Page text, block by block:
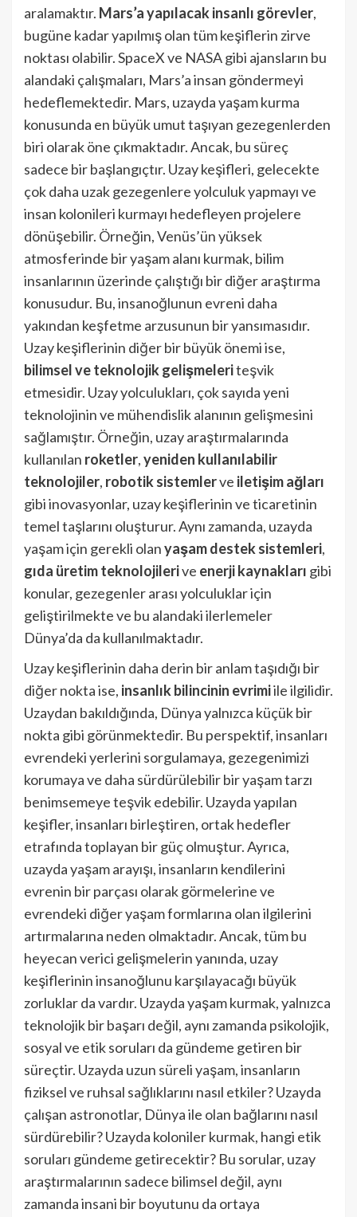
aralamaktır. Mars’a yapılacak insanlı görevler,
bugüne kadar yapılmış olan tüm keşiflerin zirve
noktası olabilir. SpaceX ve NASA gibi ajansların bu
alandaki çalışmaları, Mars’a insan göndermeyi
hedeflemektedir. Mars, uzayda yaşam kurma
konusunda en büyük umut taşıyan gezegenlerden
biri olarak öne çıkmaktadır. Ancak, bu süreç
sadece bir başlangıçtır. Uzay keşifleri, gelecekte
çok daha uzak gezegenlere yolculuk yapmayı ve
insan kolonileri kurmayı hedefleyen projelere
dönüşebilir. Örneğin, Venüs’ün yüksek
atmosferinde bir yaşam alanı kurmak, bilim
insanlarının üzerinde çalıştığı bir diğer araştırma
konusudur. Bu, insanoğlunun evreni daha
yakından keşfetme arzusunun bir yansımasıdır.
Uzay keşiflerinin diğer bir büyük önemi ise,
bilimsel ve teknolojik gelişmeleriteşvik
etmesidir. Uzay yolculukları, çok sayıda yeni
teknolojinin ve mühendislik alanının gelişmesini
sağlamıştır. Örneğin, uzay araştırmalarında
kullanılan roketler,yeniden kullanılabilir
teknolojiler, robotik sistemlerve iletişim ağları
gibi inovasyonlar, uzay keşiflerinin ve ticaretinin
temel taşlarını oluşturur. Aynı zamanda, uzayda
yaşam için gerekli olanyaşam destek sistemleri,
gıda üretim teknolojilerive enerji kaynakları gibi
konular, gezegenler arası yolculuklar için
geliştirilmekte ve bu alandaki ilerlemeler
Dünya’da da kullanılmaktadır.
Uzay keşiflerinin daha derin bir anlam taşıdığı bir
diğer nokta ise, insanlık bilincinin evrimiile ilgilidir.
Uzaydan bakıldığında, Dünya yalnızca küçük bir
nokta gibi görünmektedir. Bu perspektif, insanları
evrendeki yerlerini sorgulamaya, gezegenimizi
korumaya ve daha sürdürülebilir bir yaşam tarzı
benimsemeye teşvik edebilir. Uzayda yapılan
keşifler, insanları birleştiren, ortak hedefler
etrafında toplayan bir güç olmuştur. Ayrıca,
uzayda yaşam arayışı, insanların kendilerini
evrenin bir parçası olarak görmelerine ve
evrendeki diğer yaşam formlarına olan ilgilerini
artırmalarına neden olmaktadır. Ancak, tüm bu
heyecan verici gelişmelerin yanında, uzay
keşiflerinin insanoğlunu karşılayacağı büyük
zorluklar da vardır. Uzayda yaşam kurmak, yalnızca
teknolojik bir başarı değil, aynı zamanda psikolojik,
sosyal ve etik soruları da gündeme getiren bir
süreçtir. Uzayda uzun süreli yaşam, insanların
fiziksel ve ruhsal sağlıklarını nasıl etkiler? Uzayda
çalışan astronotlar, Dünya ile olan bağlarını nasıl
sürdürebilir? Uzayda koloniler kurmak, hangi etik
soruları gündeme getirecektir? Bu sorular, uzay
araştırmalarının sadece bilimsel değil, aynı
zamanda insani bir boyutunu da ortaya